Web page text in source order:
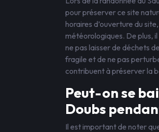
pour préserver ce site
horaires d’ouverture du
météorologiques. De plus,
ne pas laisser de déchets
fragile et de ne pas
contribuent à préserver la
Peut-on se
Doubs
Il est important de noter